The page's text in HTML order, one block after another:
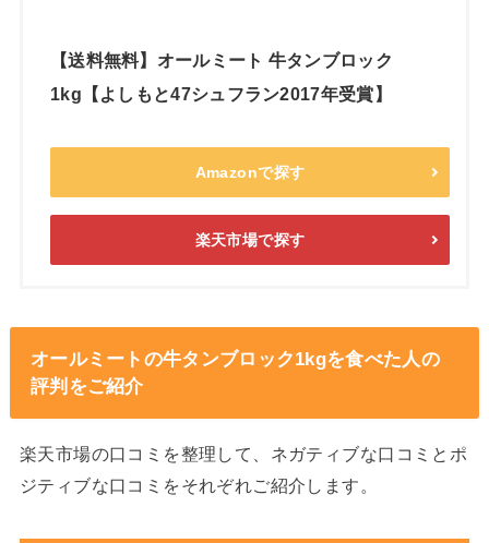
【送料無料】オールミート 牛タンブロック
1kg【よしもと47シュフラン2017年受賞】
Amazonで探す
楽天市場で探す
オールミートの牛タンブロック1kgを食べた人の
評判をご紹介
楽天市場の口コミを整理して、ネガティブな口コミとポ
ジティブな口コミをそれぞれご紹介します。